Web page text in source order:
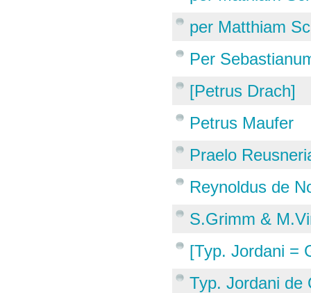
per Matthiam
Per
[Petrus Drach]
Petrus Maufer
Praelo
Reynoldus de
S.Grimm &
[Typ. Jordani =
Typ. Jordani de